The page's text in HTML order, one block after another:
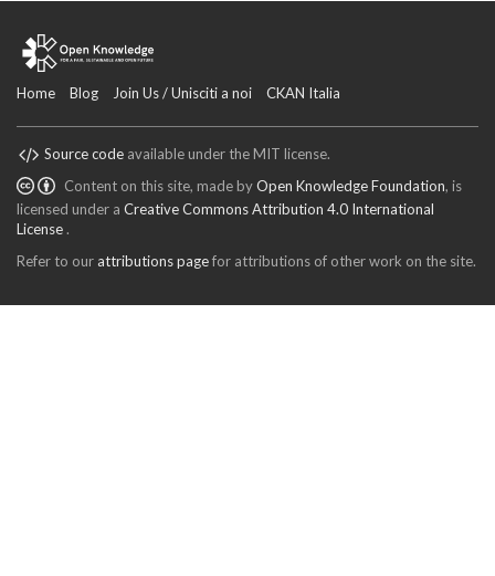
Home Blog Join Us / Unisciti a noi CKAN Italia
Source code available under the MIT license.
Content on this site, made byOpen Knowledge Foundation, is
licensed under a Creative Commons Attribution 4.0 International
License.
Refer to our attributions pagefor attributions of other work on the site.